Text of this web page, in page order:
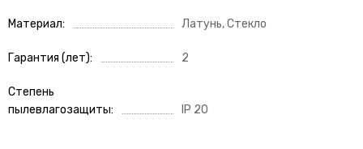
Материал Латунь, Стекло
Гарантия (лет) 2
Степень
пылевлагозащиты
IP 20